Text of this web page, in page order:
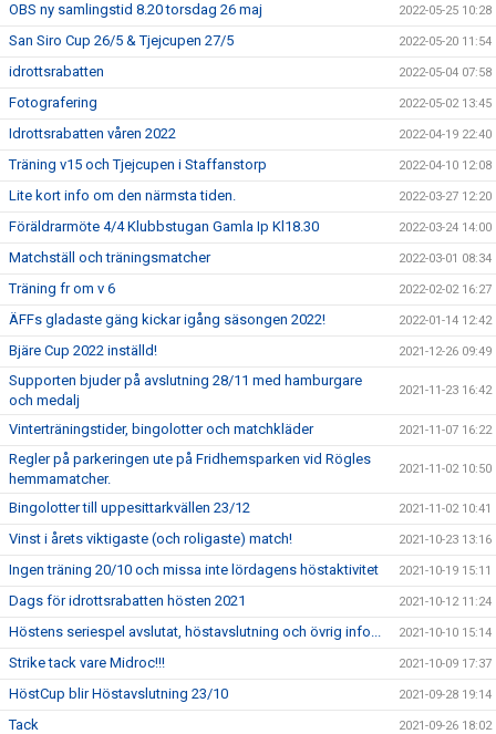
OBS ny samlingstid 8.20 torsdag 26 maj 2022-05-25 10:28
San Siro Cup 26/5 & Tjejcupen 27/5 2022-05-20 11:54
idrottsrabatten 2022-05-04 07:58
Fotografering 2022-05-02 13:45
Idrottsrabatten våren 2022 2022-04-19 22:40
Träning v15 och Tjejcupen i Staffanstorp 2022-04-10 12:08
Lite kort info om den närmsta tiden. 2022-03-27 12:20
Föräldrarmöte 4/4 Klubbstugan Gamla Ip Kl18.30 2022-03-24 14:00
Matchställ och träningsmatcher 2022-03-01 08:34
Träning fr om v 6 2022-02-02 16:27
ÄFFs gladaste gäng kickar igång säsongen 2022! 2022-01-14 12:42
Bjäre Cup 2022 inställd! 2021-12-26 09:49
Supporten bjuder på avslutning 28/11 med hamburgare
och medalj
2021-11-23 16:42
Vinterträningstider, bingolotter och matchkläder 2021-11-07 16:22
Regler på parkeringen ute på Fridhemsparken vid Rögles
hemmamatcher.
2021-11-02 10:50
Bingolotter till uppesittarkvällen 23/12 2021-11-02 10:41
Vinst i årets viktigaste (och roligaste) match! 2021-10-23 13:16
Ingen träning 20/10 och missa inte lördagens höstaktivitet 2021-10-19 15:11
Dags för idrottsrabatten hösten 2021 2021-10-12 11:24
Höstens seriespel avslutat, höstavslutning och övrig info... 2021-10-10 15:14
Strike tack vare Midroc!!! 2021-10-09 17:37
HöstCup blir Höstavslutning 23/10 2021-09-28 19:14
Tack 2021-09-26 18:02